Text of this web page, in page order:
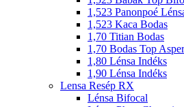
1,523 Panonpoé
1,523 Kaca Bodas
1,70 Titian Bodas
1,70 Bodas Top
1,80 Lénsa Indéks
1,90 Lénsa Indéks
Lensa Resép RX
Lénsa Bifocal